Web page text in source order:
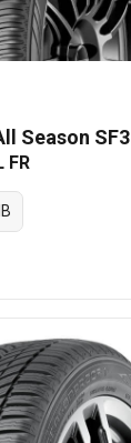
Season SF3
FR